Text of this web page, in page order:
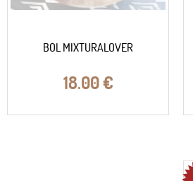
BOL MIXTURALOVER
18.00€